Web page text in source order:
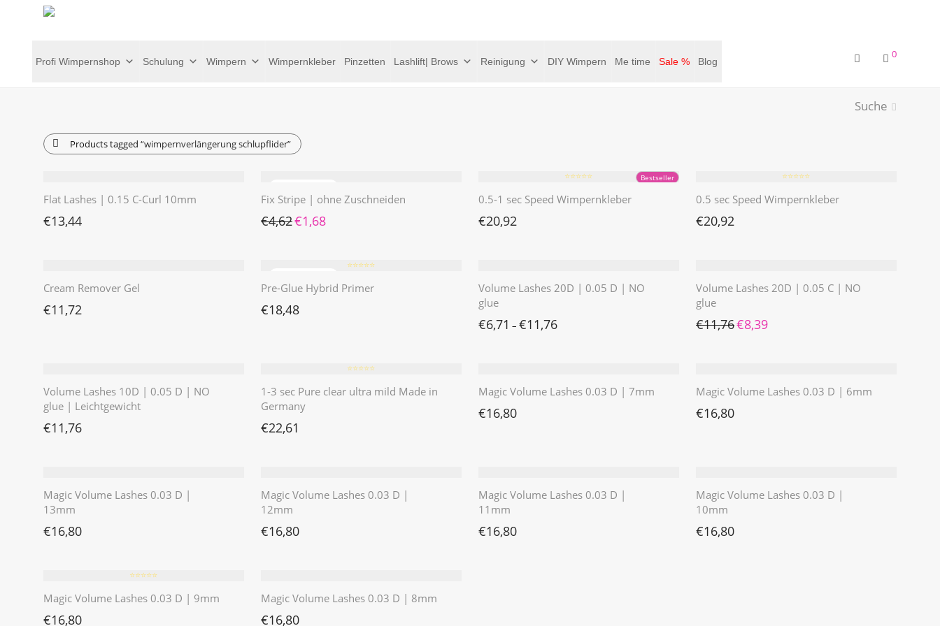
Profi Wimpernshop Schulung Wimpern Wimpernkleber Pinzetten Lashlift| Brows Reinigung DIY Wimpern Me time Sale % Blog
0
Suche
Products tagged “wimpernverlängerung schlupflider”
Flat Lashes | 0.15 C-Curl 10mm
€13,44
Fix Stripe | ohne Zuschneiden
€4,62 Ursprünglicher Preis war: €4,62
€1,68
Bestseller
⭐️⭐️⭐️⭐️⭐️
0.5-1 sec Speed Wimpernkleber
€20,92
⭐️⭐️⭐️⭐️⭐️
0.5 sec Speed Wimpernkleber
€20,92
Cream Remover Gel
€11,72
⭐️⭐️⭐️⭐️⭐️
Pre-Glue Hybrid Primer
€18,48
Volume Lashes 20D | 0.05 D | NO
glue
€6,71 – €11,76
Volume Lashes 20D | 0.05 C | NO
glue
€11,76 Ursprünglicher Preis war: €11,76
€8,39Aktueller Preis ist: €8,39.
Volume Lashes 10D | 0.05 D | NO
glue | Leichtgewicht
€11,76
⭐️⭐️⭐️⭐️⭐️
1-3 sec Pure clear ultra mild Made in
Germany
€22,61
Magic Volume Lashes 0.03 D | 7mm
€16,80
Magic Volume Lashes 0.03 D | 6mm
€16,80
Magic Volume Lashes 0.03 D |
13mm
€16,80
Magic Volume Lashes 0.03 D |
12mm
€16,80
Magic Volume Lashes 0.03 D |
11mm
€16,80
Magic Volume Lashes 0.03 D |
10mm
€16,80
⭐️⭐️⭐️⭐️⭐️
Magic Volume Lashes 0.03 D | 9mm
€16,80
Magic Volume Lashes 0.03 D | 8mm
€16,80